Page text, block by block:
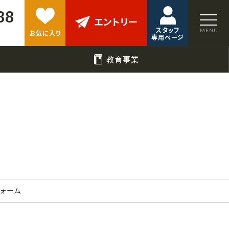
お気に入り
エントリー
スタッフ
専用ページ
教育事業
ーム